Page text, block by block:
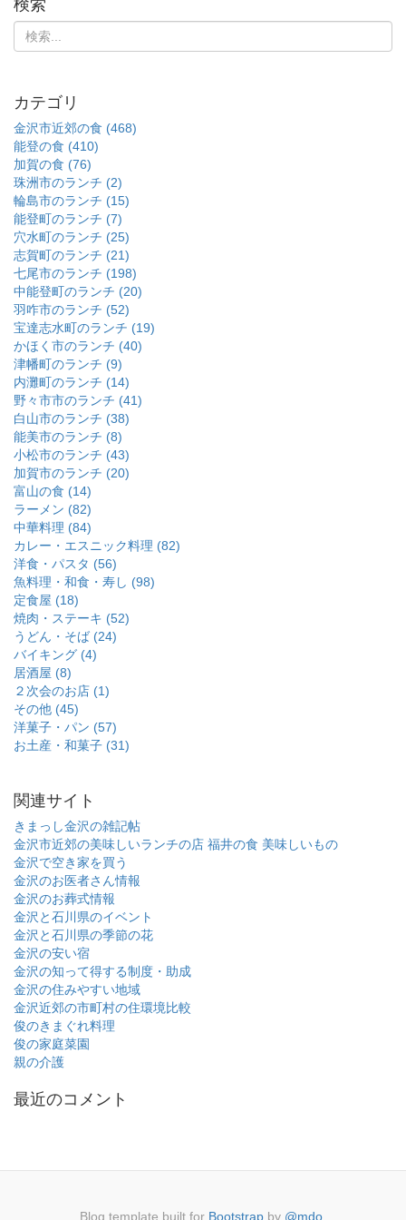
カテゴリ
金沢市近郊の食 (468)
能登の食 (410)
加賀の食 (76)
珠洲市のランチ (2)
輪島市のランチ (15)
能登町のランチ (7)
穴水町のランチ (25)
志賀町のランチ (21)
七尾市のランチ (198)
中能登町のランチ (20)
羽咋市のランチ (52)
宝達志水町のランチ (19)
かほく市のランチ (40)
津幡町のランチ (9)
内灘町のランチ (14)
野々市市のランチ (41)
白山市のランチ (38)
能美市のランチ (8)
小松市のランチ (43)
加賀市のランチ (20)
富山の食 (14)
ラーメン (82)
中華料理 (84)
カレー・エスニック料理 (82)
洋食・パスタ (56)
魚料理・和食・寿し (98)
定食屋 (18)
焼肉・ステーキ (52)
うどん・そば (24)
バイキング (4)
居酒屋 (8)
２次会のお店 (1)
その他 (45)
洋菓子・パン (57)
お土産・和菓子 (31)
関連サイト
きまっし金沢の雑記帖
金沢市近郊の美味しいランチの店 福井の食 美味しいもの
金沢で空き家を買う
金沢のお医者さん情報
金沢のお葬式情報
金沢と石川県のイベント
金沢と石川県の季節の花
金沢の安い宿
金沢の知って得する制度・助成
金沢の住みやすい地域
金沢近郊の市町村の住環境比較
俊のきまぐれ料理
俊の家庭菜園
親の介護
最近のコメント
Blog template built for Bootstrap by @mdo